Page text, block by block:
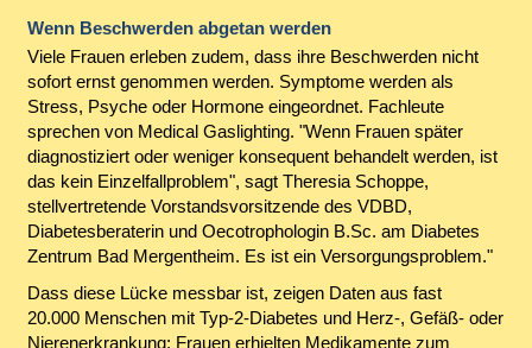
Wenn Beschwerden abgetan werden
Viele Frauen erleben zudem, dass ihre Beschwerden nicht
sofort ernst genommen werden. Symptome werden als
Stress, Psyche oder Hormone eingeordnet. Fachleute
sprechen von Medical Gaslighting. "Wenn Frauen später
diagnostiziert oder weniger konsequent behandelt werden, ist
das kein Einzelfallproblem", sagt Theresia Schoppe,
stellvertretende Vorstandsvorsitzende des VDBD,
Diabetesberaterin und Oecotrophologin B.Sc. am Diabetes
Zentrum Bad Mergentheim. Es ist ein Versorgungsproblem."
Dass diese Lücke messbar ist, zeigen Daten aus fast
20.000 Menschen mit Typ-2-Diabetes und Herz-, Gefäß- oder
Nierenerkrankung: Frauen erhielten Medikamente zum